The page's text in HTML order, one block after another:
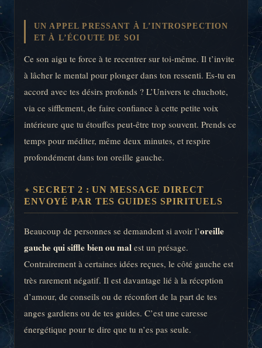
UN APPEL PRESSANT À L’INTROSPECTION
ET À L’ÉCOUTE DE SOI
Ce son aigu te force à te recentrer sur toi-même. Il t’invite
à lâcher le mental pour plonger dans ton ressenti. Es-tu en
accord avec tes désirs profonds ? L’Univers te chuchote,
via ce sifflement, de faire confiance à cette petite voix
intérieure que tu étouffes peut-être trop souvent. Prends ce
temps pour méditer, même deux minutes, et respire
profondément dans ton oreille gauche.
SECRET 2 : UN MESSAGE DIRECT
ENVOYÉ PAR TES GUIDES SPIRITUELS
Beaucoup de personnes se demandent si avoir l’oreille
gauche qui siffle bien ou mal est un présage.
Contrairement à certaines idées reçues, le côté gauche est
très rarement négatif. Il est davantage lié à la réception
d’amour, de conseils ou de réconfort de la part de tes
anges gardiens ou de tes guides. C’est une caresse
énergétique pour te dire que tu n’es pas seule.